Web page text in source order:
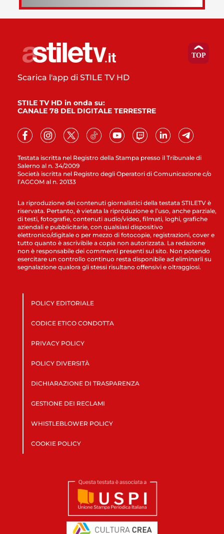
Testata iscritta nel Registro della Stampa presso il Tribunale di
Salerno al n. 34/2009
Società iscritta nel Registro degli Operatori di Comunicazione c/o
l’AGCOM al n. 20133
Scarica l'app di STILE TV HD
STILE TV HD in onda su:
CANALE 78 DEL DIGITALE TERRESTRE
La riproduzione dei contenuti giornalistici della testata STILETV è
riservata. Pertanto, è vietata la riproduzione e l’uso, anche parziale,
di testi, fotografie, contenuti audio/video, filmati, loghi, grafiche
aziendali e pubblicitarie, con qualsiasi dispositivo
elettronico/digitale o per mezzo di fotocopie, registrazioni, cover e
tutto quanto è ascrivibile a copia non autorizzata. La redazione
non è responsabile dei commenti presenti sul sito. Non potendo
esercitare un controllo continuo resta disponibile ad eliminarli su
segnalazione qualora gli stessi risultano offensivi e oltraggiosi.
POLICY EDITORIALE
CODICE ETICO CONDOTTA
PRIVACY POLICY
POLICY DIVERSITÀ
DICHIARAZIONE DI TRASPARENZA
GESTIONE DEI RECLAMI
WHISTLEBLOWER POLICY
COOKIE POLICY